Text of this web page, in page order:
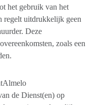
het gebruik van het
regelt uitdrukkelijk geen
Deze
zoals een
de Dienst(en) op